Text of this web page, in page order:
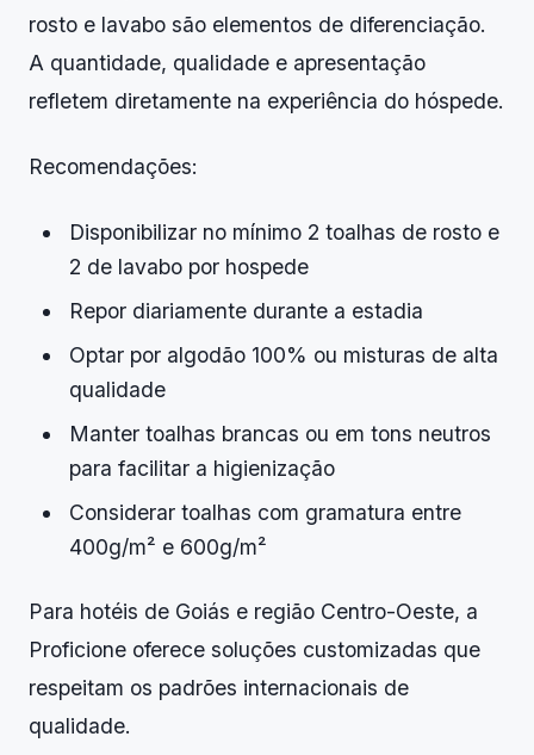
rosto e lavabo são elementos de diferenciação.
A quantidade, qualidade e apresentação
refletem diretamente na experiência do hóspede.
Recomendações:
Disponibilizar no mínimo 2 toalhas de rosto e
2 de lavabo por hospede
Repor diariamente durante a estadia
Optar por algodão 100% ou misturas de alta
qualidade
Manter toalhas brancas ou em tons neutros
para facilitar a higienização
Considerar toalhas com gramatura entre
400g/m² e 600g/m²
Para hotéis de Goiás e região Centro-Oeste, a
Proficione oferece soluções customizadas que
respeitam os padrões internacionais de
qualidade.